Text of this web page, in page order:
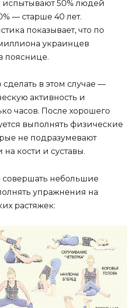
50% людей
— старше 40 лет.
показывает, что по
украинцев
пояснице.
в этом случае —
активность и
часов. После хорошего
выполнять физические
не подразумевают
кости и суставы.
небольшие
упражнения на
растяжек: